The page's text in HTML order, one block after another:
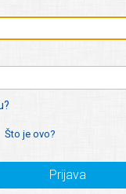
Što je ovo?
Prijava